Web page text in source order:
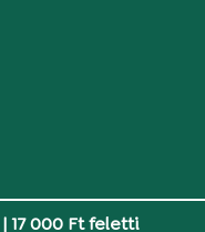
|17 000 Ft feletti